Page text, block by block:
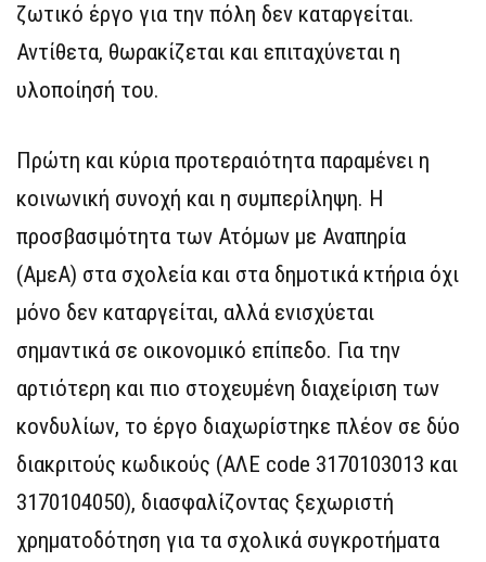
ζωτικό έργο για την πόλη δεν καταργείται.
Αντίθετα, θωρακίζεται και επιταχύνεται η
υλοποίησή του.
Πρώτη και κύρια προτεραιότητα παραμένει η
κοινωνική συνοχή και η συμπερίληψη. Η
προσβασιμότητα των Ατόμων με Αναπηρία
(ΑμεΑ) στα σχολεία και στα δημοτικά κτήρια όχι
μόνο δεν καταργείται, αλλά ενισχύεται
σημαντικά σε οικονομικό επίπεδο. Για την
αρτιότερη και πιο στοχευμένη διαχείριση των
κονδυλίων, το έργο διαχωρίστηκε πλέον σε δύο
διακριτούς κωδικούς (ΑΛΕ code 3170103013 και
3170104050), διασφαλίζοντας ξεχωριστή
χρηματοδότηση για τα σχολικά συγκροτήματα